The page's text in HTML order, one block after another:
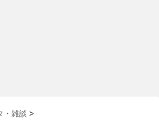
・雑談 >